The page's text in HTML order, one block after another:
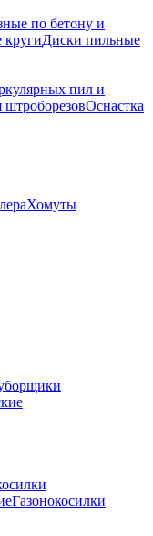
по бетону и
Диски пильные
пил и
штроборезовОснастка
Хомуты
Газонокосилки